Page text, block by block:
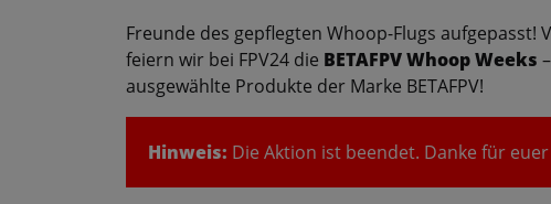
Freunde des gepflegten Whoop-Flugs aufgepasst!
feiern wir bei FPV24 die BETAFPV Whoop Weeks
ausgewählte Produkte der Marke BETAFPV!
Hinweis: Die Aktion ist beendet. Danke für